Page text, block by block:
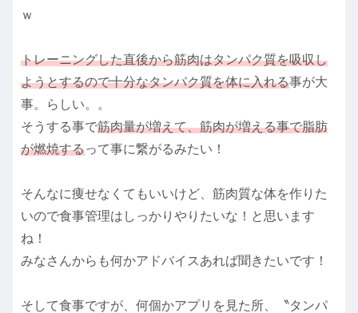
ｗ
トレーニングした直後から筋肉はタンパク質を吸収し
ようとするので十分なタンパク質を体に入れる事が大
事。らしい。。
そうする事で筋肉量が増えて、筋肉が増える事で脂肪
が燃焼するって事に繋がるみたい！
そんなに痩せなくてもいいけど、筋肉質な体を作りた
いので食事管理はしっかりやりたいな！と思います
ね！
みなさんからも何かアドバイスあれば聞きたいです！
そして食事ですが、何個かアプリを見た所、〝タンパ